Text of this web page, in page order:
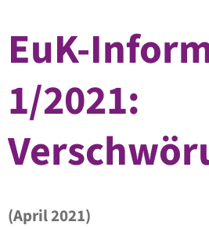
EuK-
1/2021:
(April 2021)